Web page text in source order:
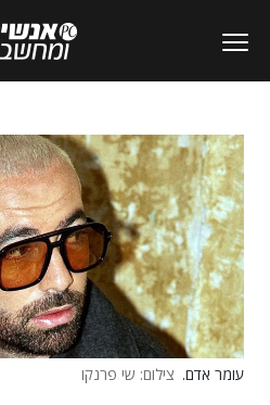
עומר אדם. צילום: שי פרנקו